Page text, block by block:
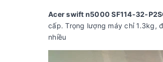
Acer swift n5000 SF114-32-
cấp. Trọng lượng máy chỉ 1.3kg,
nhiều